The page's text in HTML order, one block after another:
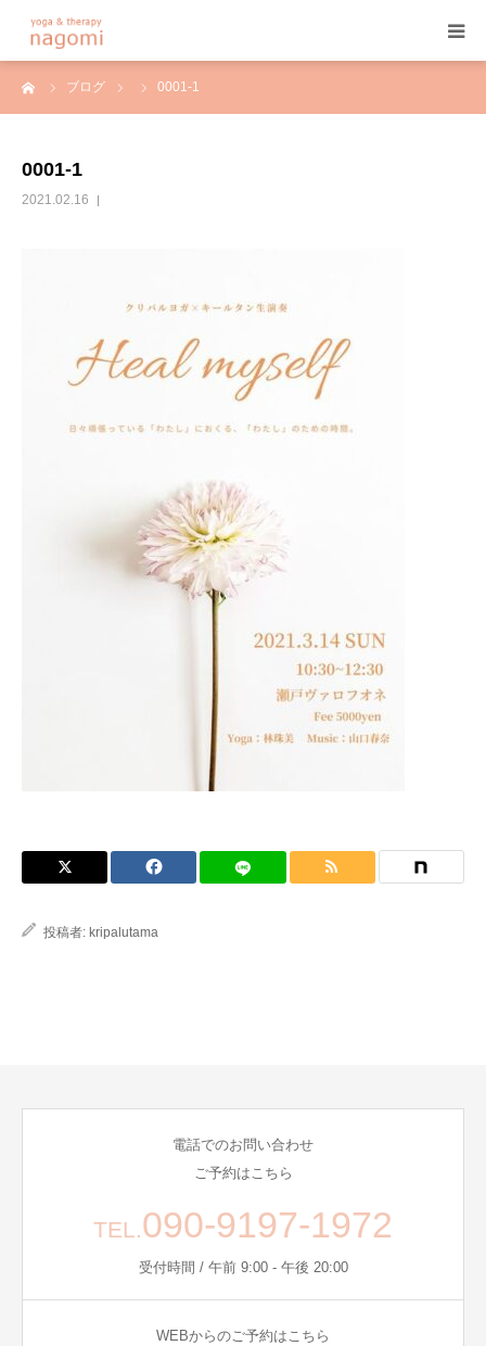
ブログ 0001-1
0001-1
2021.02.16
投稿者: kripalutama
電話でのお問い合わせ
ご予約はこちら
TEL.090-9197-1972
受付時間 / 午前 9:00 - 午後 20:00
WEBからのご予約はこちら
HOME
アーユルヴェーダ